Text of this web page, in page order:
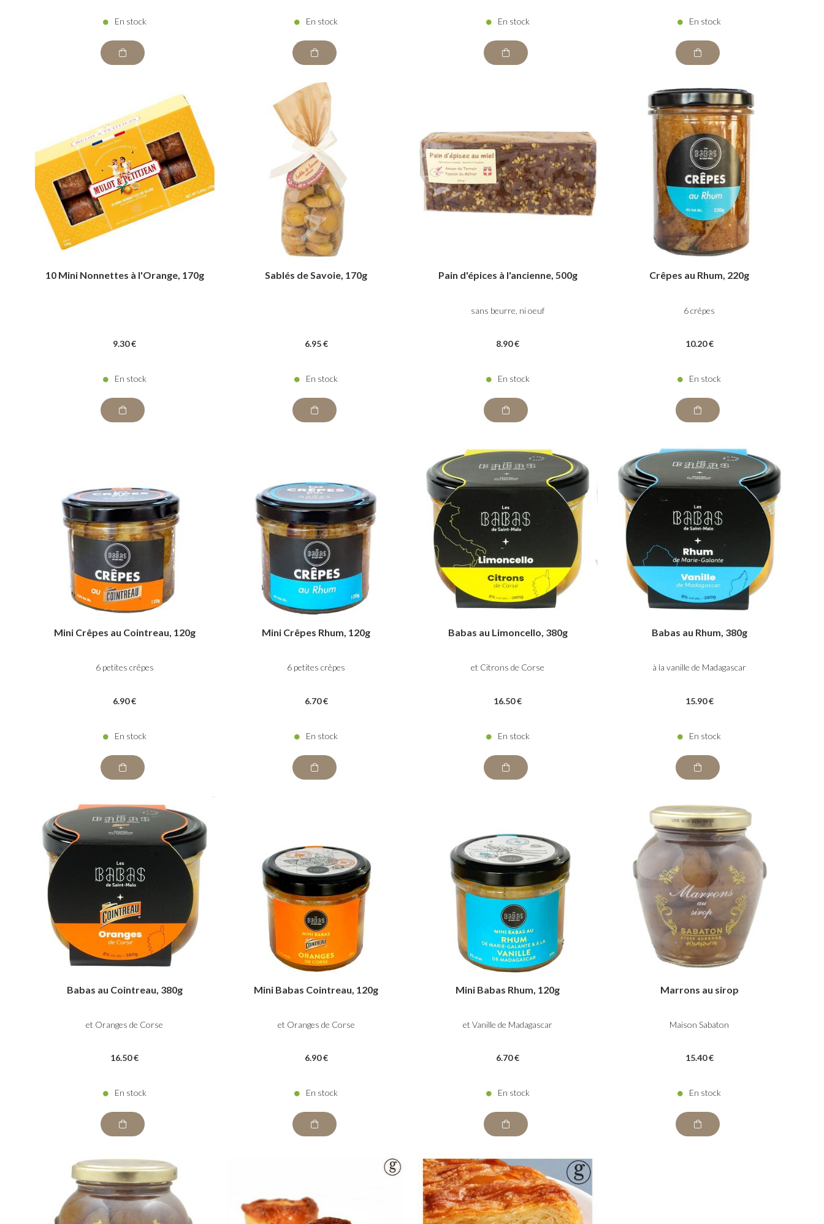
En stock En stock En stock En stock
10 Mini Nonnettes à l'Orange, 170g
9.30€
En stock
Sablés de Savoie, 170g
6.95€
En stock
Pain d'épices à l'ancienne, 500g
sans beurre, ni oeuf
8.90€
En stock
Crêpes au Rhum, 220g
6 crêpes
10.20€
En stock
Mini Crêpes au Cointreau, 120g
6 petites crêpes
6.90€
En stock
Mini Crêpes Rhum, 120g
6 petites crêpes
6.70€
En stock
Babas au Limoncello, 380g
et Citrons de Corse
16.50€
En stock
Babas au Rhum, 380g
à la vanille de Madagascar
15.90€
En stock
Babas au Cointreau, 380g
et Oranges de Corse
16.50€
En stock
Mini Babas Cointreau, 120g
et Oranges de Corse
6.90€
En stock
Mini Babas Rhum, 120g
et Vanille de Madagascar
6.70€
En stock
Marrons au sirop
Maison Sabaton
15.40€
En stock